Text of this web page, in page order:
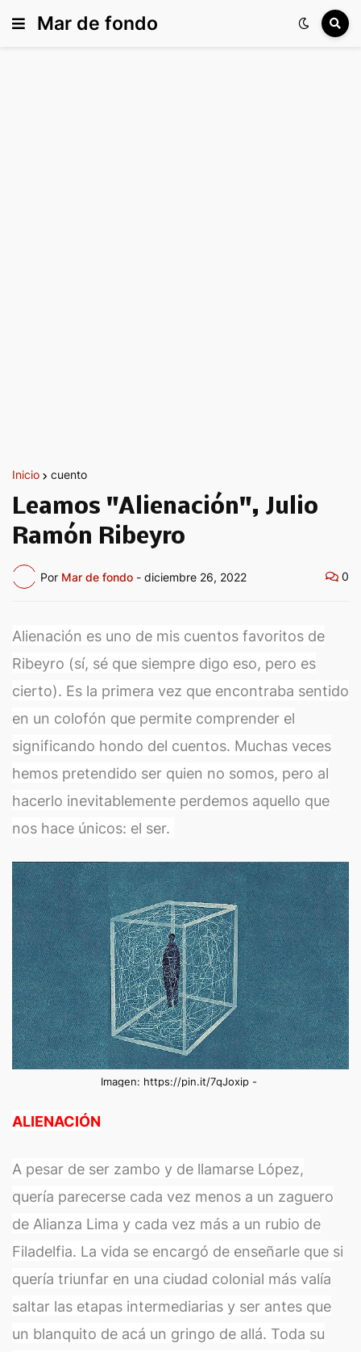
Mar de fondo
Inicio cuento
Leamos "Alienación", Julio
Ramón Ribeyro
Por Mar de fondo - diciembre 26, 2022 0
Alienación es uno de mis cuentos favoritos de
Ribeyro (sí, sé que siempre digo eso, pero es
cierto). Es la primera vez que encontraba sentido
en un colofón que permite comprender el
significando hondo del cuentos. Muchas veces
hemos pretendido ser quien no somos, pero al
hacerlo inevitablemente perdemos aquello que
nos hace únicos: el ser.
Imagen: https://pin.it/7qJoxip -
ALIENACIÓN
A pesar de ser zambo y de llamarse López,
quería parecerse cada vez menos a un zaguero
de Alianza Lima y cada vez más a un rubio de
Filadelfia. La vida se encargó de enseñarle que si
quería triunfar en una ciudad colonial más valía
saltar las etapas intermediarias y ser antes que
un blanquito de acá un gringo de allá. Toda su